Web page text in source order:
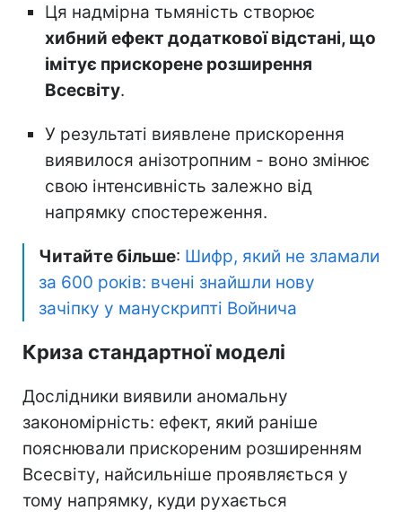
Ця надмірна тьмяність створює
хибний ефект додаткової відстані, що
імітує прискорене розширення
Всесвіту.
У результаті виявлене прискорення
виявилося анізотропним - воно змінює
свою інтенсивність залежно від
напрямку спостереження.
Читайте більше: Шифр, який не зламали
за 600 років: вчені знайшли нову
зачіпку у манускрипті Войнича
Криза стандартної моделі
Дослідники виявили аномальну
закономірність: ефект, який раніше
пояснювали прискореним розширенням
Всесвіту, найсильніше проявляється у
тому напрямку, куди рухається